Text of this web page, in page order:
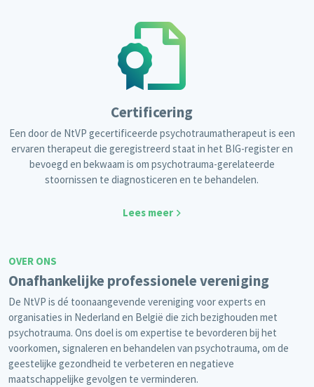
Certificering
Een door de NtVP gecertificeerde psychotraumatherapeut is een
ervaren therapeut die geregistreerd staat in het BIG-register en
bevoegd en bekwaam is om psychotrauma-gerelateerde
stoornissen te diagnosticeren en te behandelen.
Lees meer
OVER ONS
Onafhankelijke professionele vereniging
De NtVP is dé toonaangevende vereniging voor experts en
organisaties in Nederland en België die zich bezighouden met
psychotrauma. Ons doel is om expertise te bevorderen bij het
voorkomen, signaleren en behandelen van psychotrauma, om de
geestelijke gezondheid te verbeteren en negatieve
maatschappelijke gevolgen te verminderen.